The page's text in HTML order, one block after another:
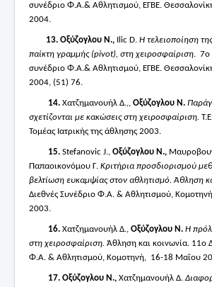
συνέδριο Φ.Α.& Αθλητισμού, ΕΓΒΕ.
2004.
13. Οξύζογλου Ν., Ilic D. Η τελειοποίηση
παίκτη γραμμής (pivot), στη χειροσφαίριση. 7ο
συνέδριο Φ.Α.& Αθλητισμού, ΕΓΒΕ.
2004, (51) 76.
14. Χατζημανουήλ Δ.,, Οξύζογλου Ν.
σχετίζονται με κακώσεις στη χειροσφαίριση.
Τομέας Ιατρικής της άθλησης 2003.
15. Stefanovic J., Οξύζογλου Ν.,
Παπαοικονόμου Γ. Κριτήρια προσδιορισμού
βελτίωση ευκαμψίας στον αθλητισμό. Άθληση
Διεθνές Συνέδριο Φ.Α. & Αθλητισμού,
2003.
16. Χατζημανουήλ Δ., Οξύζογλου Ν. Η
στη χειροσφαίριση. Άθληση και κοινωνία. 11ο
Φ.Α. & Αθλητισμού, Κομοτηνή, 16-18 Μαΐου
17. Οξύζογλου Ν., Χατζημανουήλ Δ.